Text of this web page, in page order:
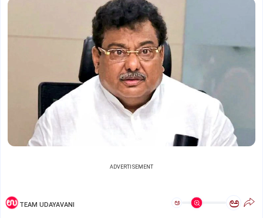
ADVERTISEMENT
TEAM UDAYAVANI ಅ ಅ